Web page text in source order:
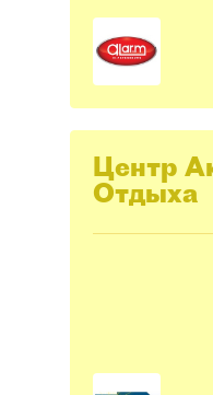
Центр
Отдыха